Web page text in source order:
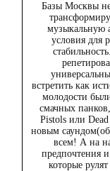
Базы Москвы
музыкальную
условия для
встретить как
молодости
смачных
Pistols или
новым
всем! А на
предпочтения
которые